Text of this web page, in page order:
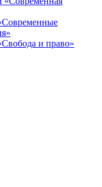
и право»